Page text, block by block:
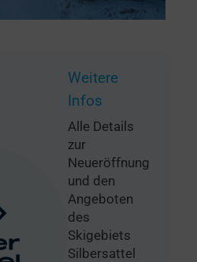
Weitere
Infos
Alle Details
zur
Neueröffnung
und den
Angeboten
des
Skigebiets
Silbersattel